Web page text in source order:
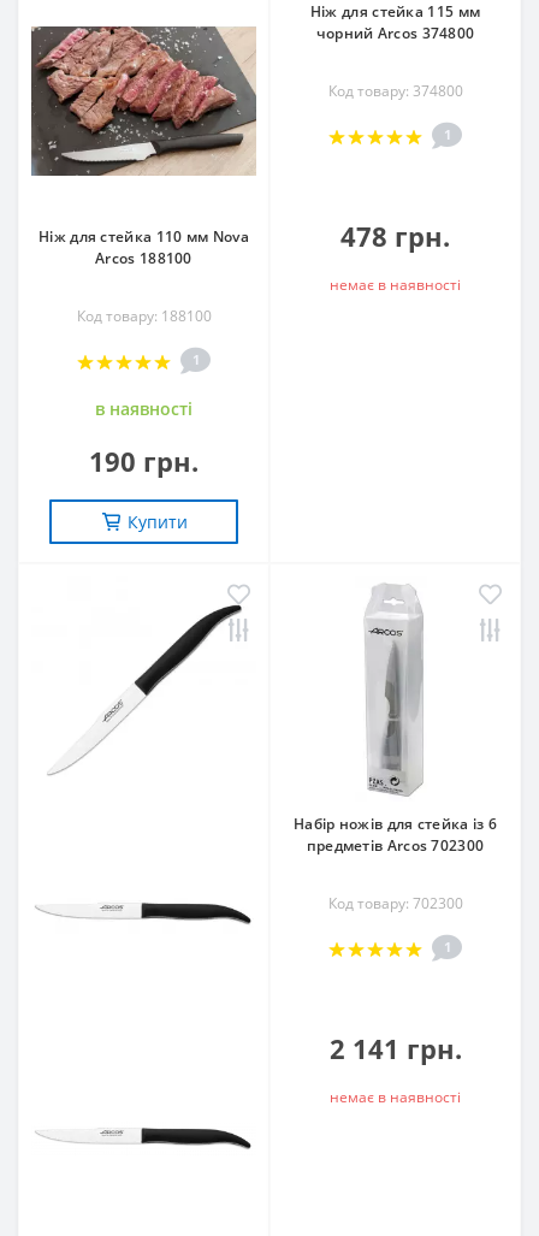
Ніж для стейка 110 мм Nova
Arcos 188100
Код товару: 188100
1
в наявностi
190 грн.
Купити
Ніж для стейка 115 мм
чорний Arcos 374800
Код товару: 374800
1
478 грн.
немає в наявностi
Набір ножів для стейка із 6
предметів Arcos 702300
Код товару: 702300
1
2 141 грн.
немає в наявностi